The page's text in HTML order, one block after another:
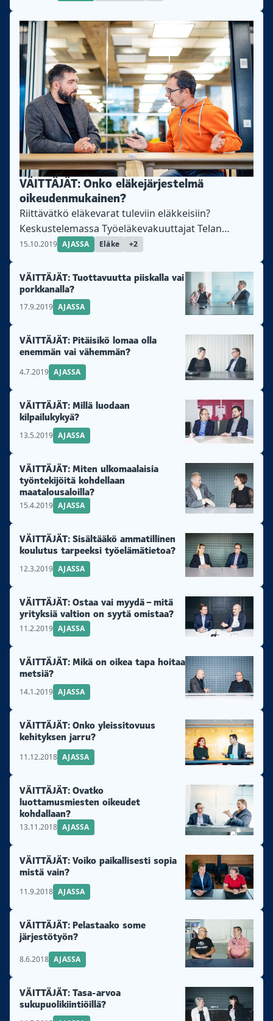
VÄITTÄJÄT: Onko eläkejärjestelmä
oikeudenmukainen?
Riittävätkö eläkevarat tuleviin eläkkeisiin?
Keskustelemassa Työeläkevakuuttajat Telan
edunvalvontajohtaja Nikolas Elomaa ja Ajatuspaja
15.10.2019 AJASSA Eläke +2
VÄITTÄJÄT: Tuottavuutta piiskalla vai
porkkanalla?
17.9.2019 AJASSA
VÄITTÄJÄT: Pitäisikö lomaa olla
enemmän vai vähemmän?
4.7.2019 AJASSA
VÄITTÄJÄT: Millä luodaan
kilpailukykyä?
13.5.2019 AJASSA
VÄITTÄJÄT: Miten ulkomaalaisia
työntekijöitä kohdellaan
maatalousaloilla?
15.4.2019 AJASSA
VÄITTÄJÄT: Sisältääkö ammatillinen
koulutus tarpeeksi työelämätietoa?
12.3.2019 AJASSA
VÄITTÄJÄT: Ostaa vai myydä – mitä
yrityksiä valtion on syytä omistaa?
11.2.2019 AJASSA
VÄITTÄJÄT: Mikä on oikea tapa hoitaa
metsiä?
14.1.2019 AJASSA
VÄITTÄJÄT: Onko yleissitovuus
kehityksen jarru?
11.12.2018 AJASSA
VÄITTÄJÄT: Ovatko
luottamusmiesten oikeudet
kohdallaan?
13.11.2018 AJASSA
VÄITTÄJÄT: Voiko paikallisesti sopia
mistä vain?
11.9.2018 AJASSA
VÄITTÄJÄT: Pelastaako some
järjestötyön?
8.6.2018 AJASSA
VÄITTÄJÄT: Tasa-arvoa
sukupuolikiintiöillä?